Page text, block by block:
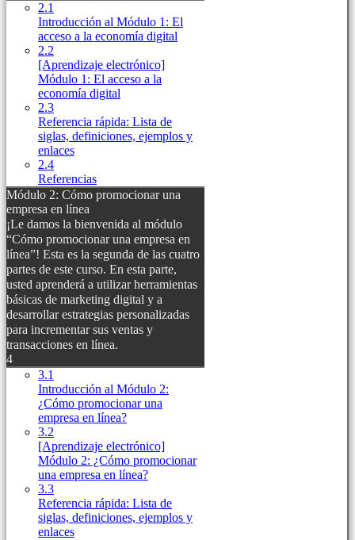
2.1
Introducción al Módulo 1: El
acceso a la economía digital
2.2
[Aprendizaje electrónico]
Módulo 1: El acceso a la
economía digital
2.3
Referencia rápida: Lista de
siglas, definiciones, ejemplos y
enlaces
2.4
Referencias
Módulo 2: Cómo promocionar una
empresa en línea
¡Le damos la bienvenida al módulo
“Cómo promocionar una empresa en
línea”! Esta es la segunda de las cuatro
partes de este curso. En esta parte,
usted aprenderá a utilizar herramientas
básicas de marketing digital y a
desarrollar estrategias personalizadas
para incrementar sus ventas y
transacciones en línea.
4
3.1
Introducción al Módulo 2:
¿Cómo promocionar una
empresa en línea?
3.2
[Aprendizaje electrónico]
Módulo 2: ¿Cómo promocionar
una empresa en línea?
3.3
Referencia rápida: Lista de
siglas, definiciones, ejemplos y
enlaces